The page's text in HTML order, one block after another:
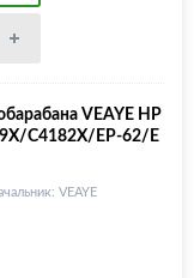
VEAYE HP
C4182X/EP-62/E
VEAYE